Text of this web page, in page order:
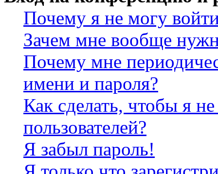
Почему я не могу
Зачем мне вообще
Почему мне
имени и пароля?
Как сделать, чтобы я
пользователей?
Я забыл пароль!